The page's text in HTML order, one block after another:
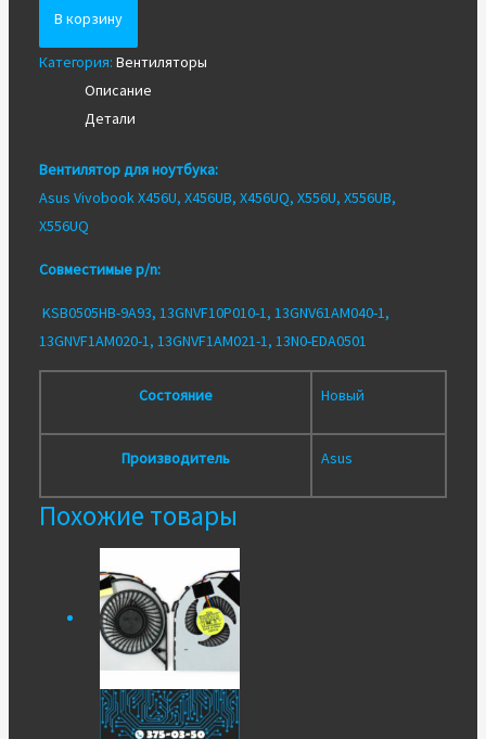
Кулер
для
ноутбука
В корзину
Категория: Вентиляторы
Описание
Детали
Вентилятор для ноутбука:
Asus Vivobook X456U, X456UB, X456UQ, X556U, X556UB,
X556UQ
Совместимые p/n:
KSB0505HB-9A93, 13GNVF10P010-1, 13GNV61AM040-1,
13GNVF1AM020-1, 13GNVF1AM021-1, 13N0-EDA0501
Состояние Новый
Производитель Asus
Похожие товары